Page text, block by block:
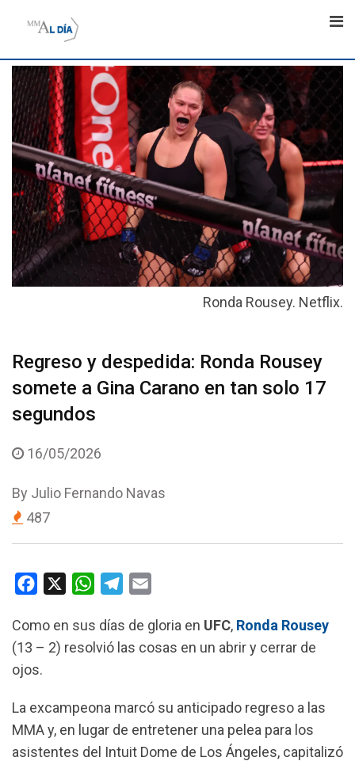
Ronda Rousey. Netflix.
Regreso y despedida: Ronda Rousey
somete a Gina Carano en tan solo 17
segundos
16/05/2026
By Julio Fernando Navas
487
c
e
b
o
k
W
a
t
p
p
l
e
a
m
a
i
Como en sus días de gloria en UFC, Ronda Rousey
(13 – 2) resolvió las cosas en un abrir y cerrar de
ojos.
La excampeona marcó su anticipado regreso a las
MMA y, en lugar de entretener una pelea para los
asistentes del Intuit Dome de Los Ángeles, capitalizó